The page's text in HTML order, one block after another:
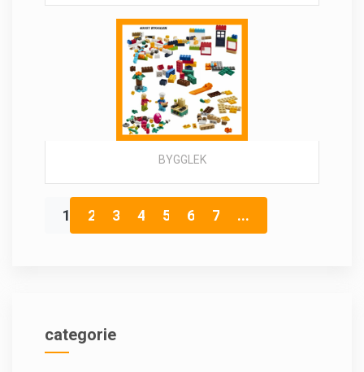
BYGGLEK
1 2 3 4 5 6 7 ...
categorie